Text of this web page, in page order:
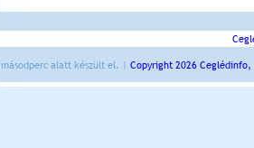
másodperc alatt készült el. | Copyright 2026